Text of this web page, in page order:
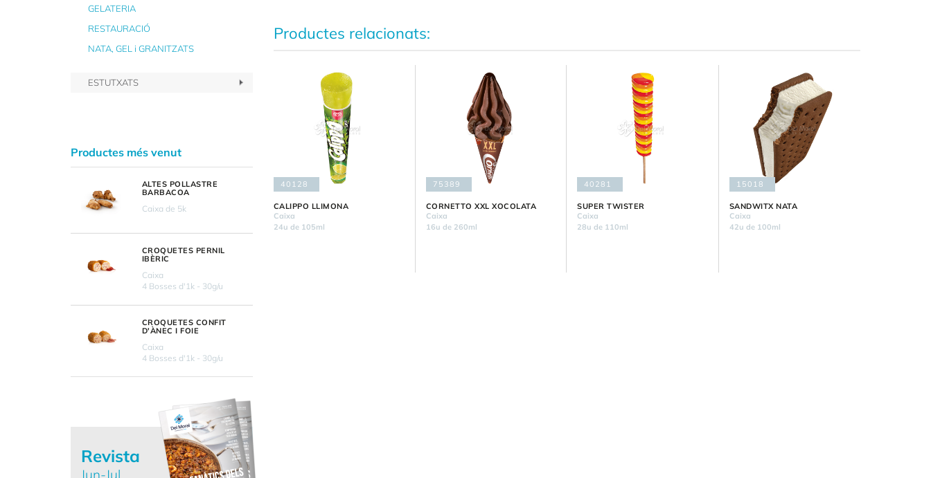
GELATERIA
RESTAURACIÓ
NATA, GEL i GRANITZATS
ESTUTXATS
Productes més venut
ALTES POLLASTRE
BARBACOA
Caixa de 5k
CROQUETES PERNIL
IBÈRIC
Caixa
4 Bosses d'1k - 30g/u
CROQUETES CONFIT
D'ÀNEC I FOIE
Caixa
4 Bosses d'1k - 30g/u
Revista
Jun-Jul
Productes relacionats:
40128
CALIPPO LLIMONA
Caixa
24u de 105ml
75389
CORNETTO XXL XOCOLATA
Caixa
16u de 260ml
40281
SUPER TWISTER
Caixa
28u de 110ml
15018
SANDWITX NATA
Caixa
42u de 100ml